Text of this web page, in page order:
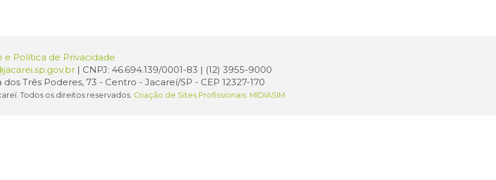
e Política de Privacidade
| CNPJ: 46.694.139/0001-83 | (12) 3955-9000
dos Três Poderes, 73 - Centro - Jacareí/SP - CEP 12327-170
Todos os direitos reservados. Criação de Sites Profissionais: MIDIASIM